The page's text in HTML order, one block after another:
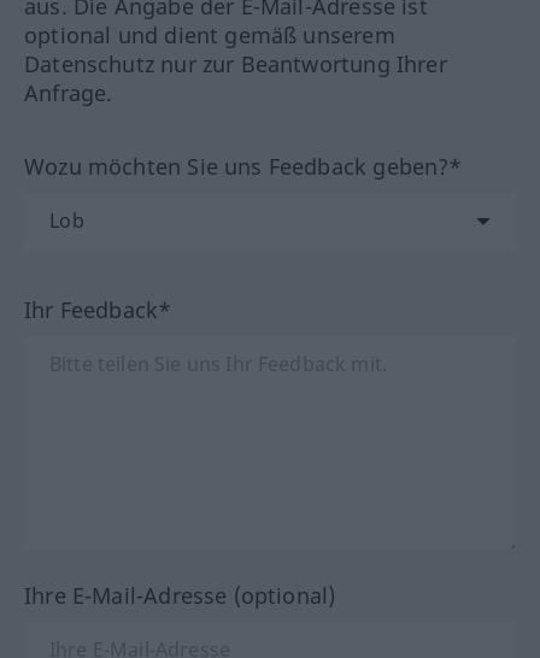
optional und dient gemäß unserem
Datenschutz nur zur Beantwortung Ihrer
Anfrage.
Wozu möchten Sie uns Feedback geben?*
Ihr Feedback*
Ihre E-Mail-Adresse (optional)